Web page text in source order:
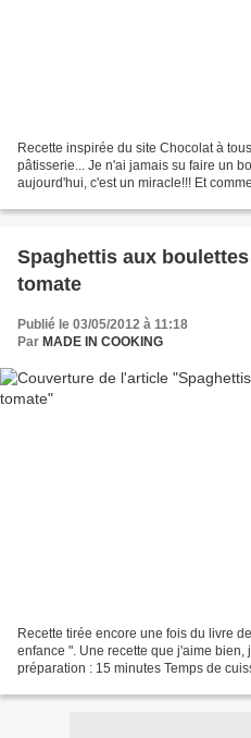
Recette inspirée du site Chocolat à
pâtisserie... Je n'ai jamais su faire un
aujourd'hui, c'est un miracle!!! Et
Spaghettis aux
tomate
Publié le 03/05/2012 à 11:18
Par MADE IN COOKING
Recette tirée encore une fois du livre
enfance ". Une recette que j'aime bien,
préparation : 15 minutes Temps de